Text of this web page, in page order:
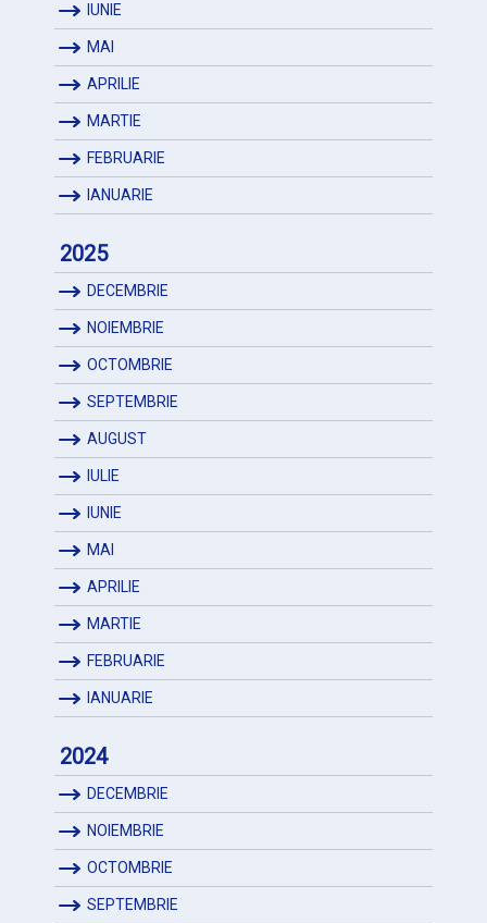
IUNIE
MAI
APRILIE
MARTIE
FEBRUARIE
IANUARIE
2025
DECEMBRIE
NOIEMBRIE
OCTOMBRIE
SEPTEMBRIE
AUGUST
IULIE
IUNIE
MAI
APRILIE
MARTIE
FEBRUARIE
IANUARIE
2024
DECEMBRIE
NOIEMBRIE
OCTOMBRIE
SEPTEMBRIE